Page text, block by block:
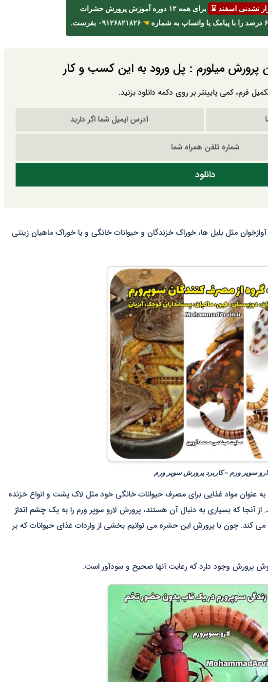
برای همه ۱۲ دوره آموزش پرورش حشرات
☚ ۰۹۱۲۶۸۲۱۸۲۶ بفرست.
پرورش میلورم : پل ورود به این کسب و کار
فرم، کمی پایینتر بر روی دکمه دانلود بزنید.
مثل بلبل ها، خوراک خزندگان و حیوانات خانگی و یا خوراک ماهیان زینتی
سوپر ورم – کاربرد پرورش سوپر ورم
به عنوان مواد غذایی برای مصرف حیوانات خانگی خود مثل لاک پشت و انواع خزنده
از آنجا که بسیاری به دنبال آن هستند، پرورش لارو سوپر ورم را به یک چشم انداز
می کند. چون با پرورش این حشره می توانیم بخشی از واردات غذای حیوانات که بر
پرورش وجود دارد که رعایت آنها صحیح و سودآور است.